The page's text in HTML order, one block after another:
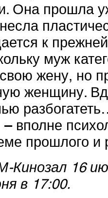
Она прошла
к
муж
жену, но
женщину.
вполне
прошлого и
16
в 17:00.